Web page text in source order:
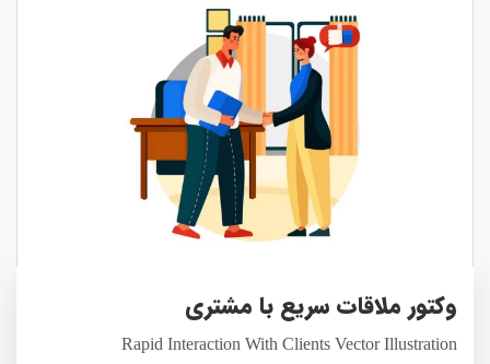
وکتور ملاقات سریع با مشتری
Rapid Interaction With Clients Vector Illustration